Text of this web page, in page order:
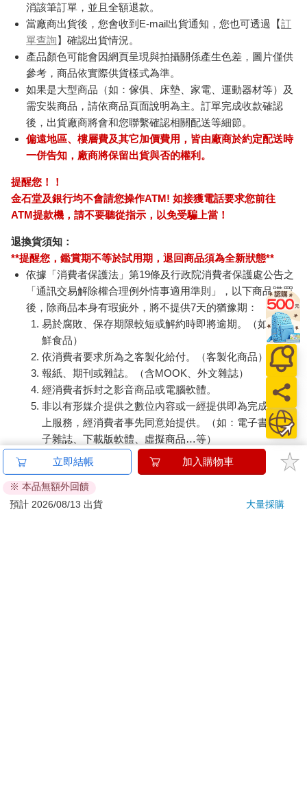
消該筆訂單，並且全額退款。
當廠商出貨後，您會收到E-mail出貨通知，您也可透過【訂
單查詢】確認出貨情況。
產品顏色可能會因網頁呈現與拍攝關係產生色差，圖片僅供
參考，商品依實際供貨樣式為準。
如果是大型商品（如：傢俱、床墊、家電、運動器材等）及
需安裝商品，請依商品頁面說明為主。訂單完成收款確認
後，出貨廠商將會和您聯繫確認相關配送等細節。
偏遠地區、樓層費及其它加價費用，皆由廠商於約定配送時
一併告知，廠商將保留出貨與否的權利。
提醒您！！
金石堂及銀行均不會請您操作ATM! 如接獲電話要求您前往
ATM提款機，請不要聽從指示，以免受騙上當！
退換貨須知：
**提醒您，鑑賞期不等於試用期，退回商品須為全新狀態**
依據「消費者保護法」第19條及行政院消費者保護處公告之
「通訊交易解除權合理例外情事適用準則」，以下商品購買
後，除商品本身有瑕疵外，將不提供7天的猶豫期：
易於腐敗、保存期限較短或解約時即將逾期。（如：生
鮮食品）
依消費者要求所為之客製化給付。（客製化商品）
報紙、期刊或雜誌。（含MOOK、外文雜誌）
經消費者拆封之影音商品或電腦軟體。
非以有形媒介提供之數位內容或一經提供即為完成之線
上服務，經消費者事先同意始提供。（如：電子書、電
子雜誌、下載版軟體、虛擬商品…等）
已拆封之個人衛生用品。（如：內衣褲、刮鬍刀、除毛
刀…等）
若非上列種類商品，均享有到貨7天的猶豫期（含例假
日）。
立即結帳 加入購物車
※ 本品無額外回饋
預計 2026/08/13 出貨
大量採購